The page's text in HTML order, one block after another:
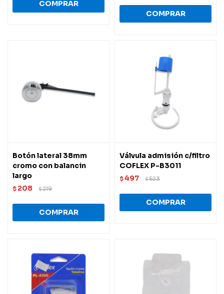
Botón lateral 38mm
cromo con balancin
largo
$ 208 $219
Válvula admisión c/filtro
COFLEX P-B3011
$497 $523